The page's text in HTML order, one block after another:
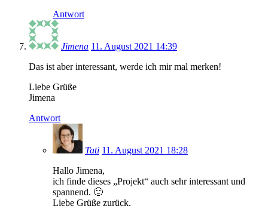
Antwort
Jimena 11. August 2021 14:39
Das ist aber interessant, werde ich mir mal merken!
Liebe Grüße
Jimena
Antwort
Tati 11. August 2021 18:28
Hallo Jimena,
ich finde dieses „Projekt“ auch sehr interessant und
spannend. 🙂
Liebe Grüße zurück.